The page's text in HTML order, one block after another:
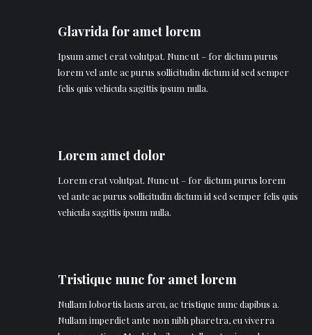
Glavrida for amet lorem
Ipsum amet erat volutpat. Nunc ut – for dictum purus
lorem vel ante ac purus sollicitudin dictum id sed semper
felis quis vehicula sagittis ipsum nulla.
Lorem amet dolor
Lorem erat volutpat. Nunc ut – for dictum purus lorem
vel ante ac purus sollicitudin dictum id sed semper felis quis
vehicula sagittis ipsum nulla.
Tristique nunc for amet lorem
Nullam lobortis lacus arcu, ac tristique nunc dapibus a.
Nullam imperdiet ante non nibh pharetra, eu viverra